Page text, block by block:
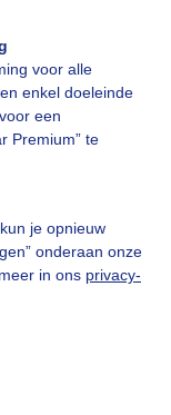
voor alle
enkel doeleinde
een
Premium” te
je opnieuw
onderaan onze
in ons privacy-